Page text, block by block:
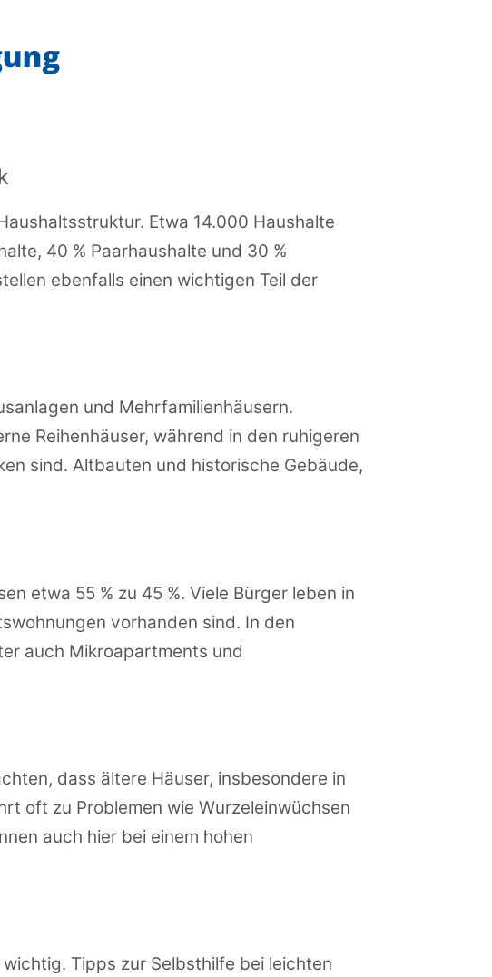
Etwa 14.000 Haushalte
40 % Paarhaushalte und 30 %
ebenfalls einen wichtigen Teil der
und Mehrfamilienhäusern.
Reihenhäuser, während in den ruhigeren
sind. Altbauten und historische Gebäude,
etwa 55 % zu 45 %. Viele Bürger leben in
vorhanden sind. In den
auch Mikroapartments und
dass ältere Häuser, insbesondere in
oft zu Problemen wie Wurzeleinwüchsen
auch hier bei einem hohen
Tipps zur Selbsthilfe bei leichten